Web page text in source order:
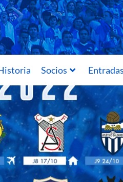
Socios Entradas